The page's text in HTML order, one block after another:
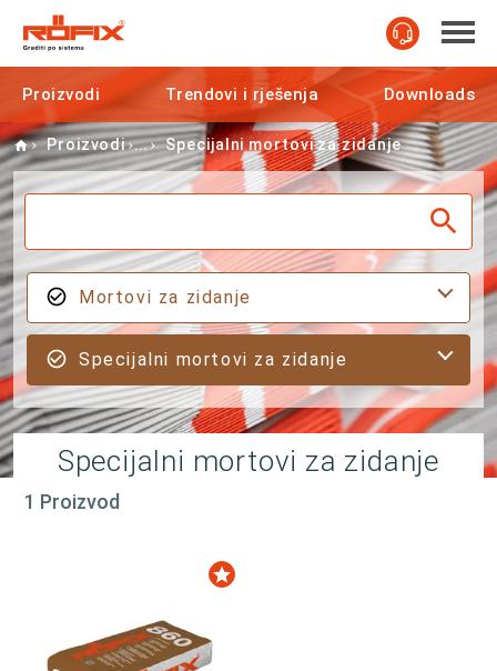
Proizvodi Trendovi i rješenja Downloads
Home
Proizvodi Specijalni mortovi za zidanje
Mortovi za zidanje
Specijalni mortovi za zidanje
Specijalni mortovi za zidanje
1 Proizvod